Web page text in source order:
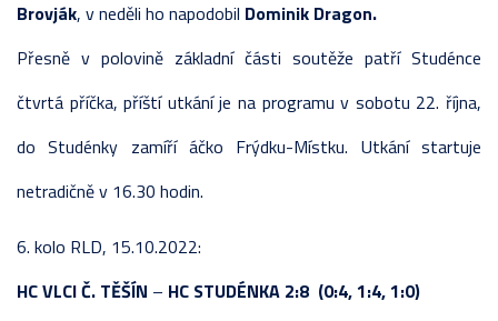
Brovják, v neděli ho napodobil Dominik Dragon.
Přesně v polovině základní části soutěže patří Studénce
čtvrtá příčka, příští utkání je na programu v sobotu 22. října,
do Studénky zamíří áčko Frýdku-Místku. Utkání startuje
netradičně v 16.30 hodin.
6. kolo RLD, 15.10.2022:
HC VLCI Č. TĚŠÍN – HC STUDÉNKA 2:8 (0:4, 1:4, 1:0)